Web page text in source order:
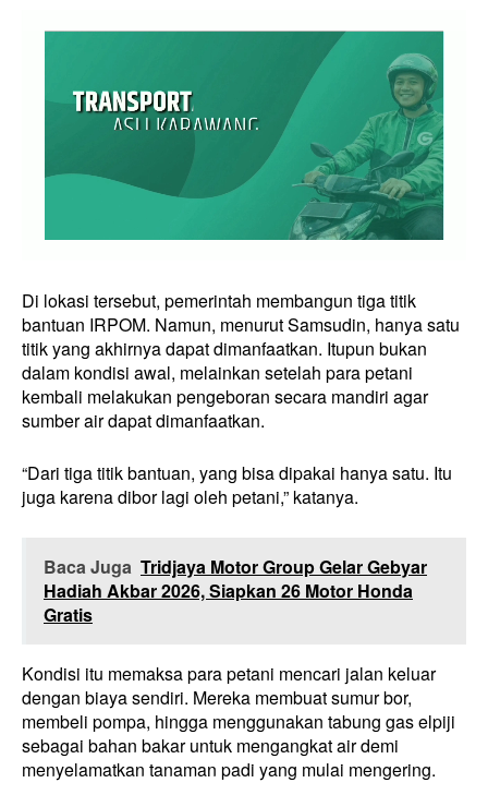
Di lokasi tersebut, pemerintah membangun tiga titik
bantuan IRPOM. Namun, menurut Samsudin, hanya satu
titik yang akhirnya dapat dimanfaatkan. Itupun bukan
dalam kondisi awal, melainkan setelah para petani
kembali melakukan pengeboran secara mandiri agar
sumber air dapat dimanfaatkan.
“Dari tiga titik bantuan, yang bisa dipakai hanya satu. Itu
juga karena dibor lagi oleh petani,” katanya.
Baca Juga Tridjaya Motor Group Gelar Gebyar
Hadiah Akbar 2026, Siapkan 26 Motor Honda
Gratis
Kondisi itu memaksa para petani mencari jalan keluar
dengan biaya sendiri. Mereka membuat sumur bor,
membeli pompa, hingga menggunakan tabung gas elpiji
sebagai bahan bakar untuk mengangkat air demi
menyelamatkan tanaman padi yang mulai mengering.